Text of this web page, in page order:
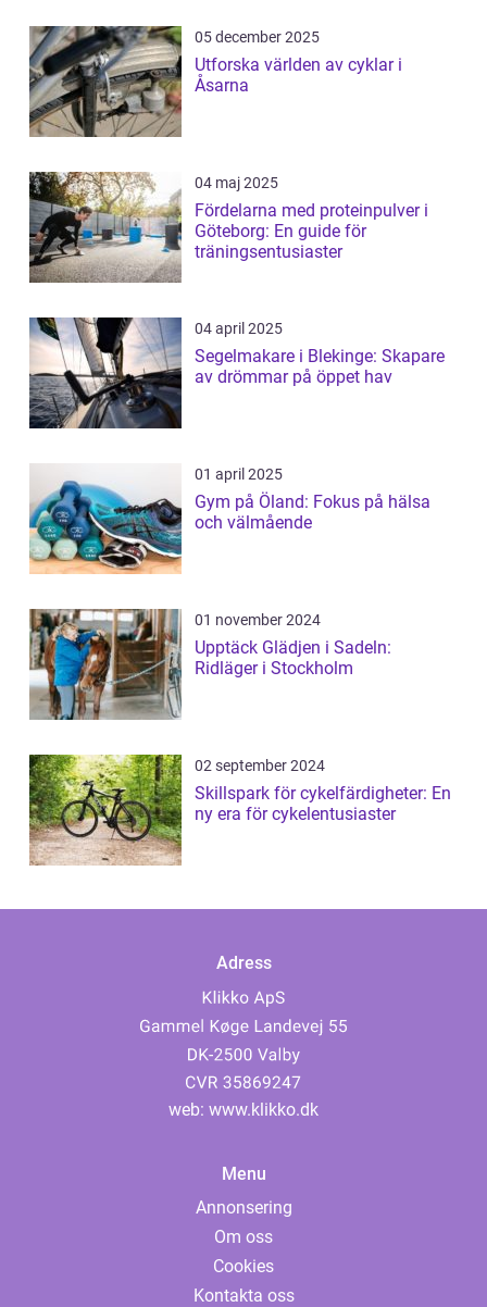
05 december 2025
Utforska världen av cyklar i
Åsarna
04 maj 2025
Fördelarna med proteinpulver i
Göteborg: En guide för
träningsentusiaster
04 april 2025
Segelmakare i Blekinge: Skapare
av drömmar på öppet hav
01 april 2025
Gym på Öland: Fokus på hälsa
och välmående
01 november 2024
Upptäck Glädjen i Sadeln:
Ridläger i Stockholm
02 september 2024
Skillspark för cykelfärdigheter: En
ny era för cykelentusiaster
Adress
web: www.klikko.dk
Menu
Annonsering
Om oss
Cookies
Kontakta oss